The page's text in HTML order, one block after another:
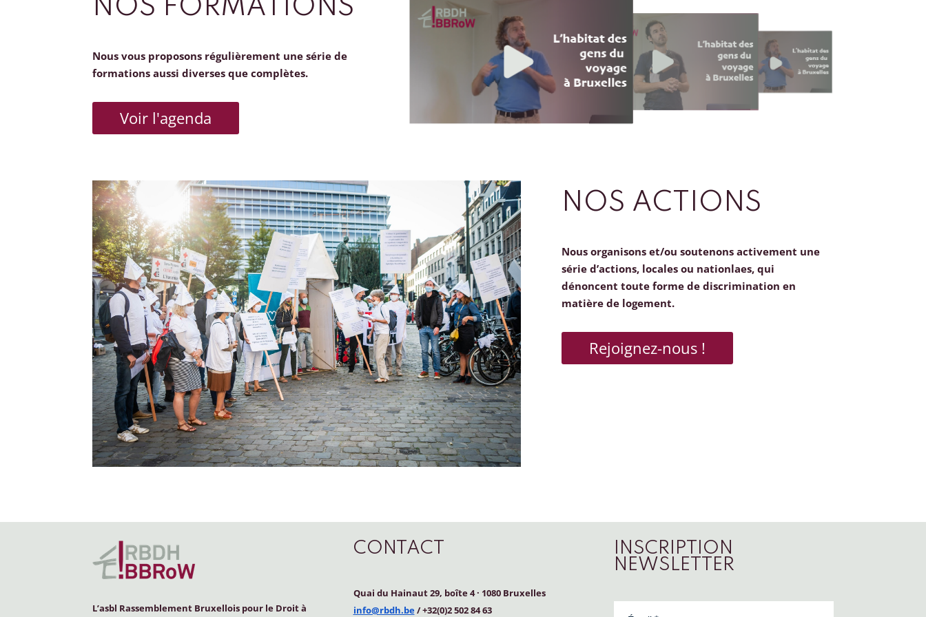
NOS FORMATIONS
Nous vous proposons régulièrement une série de
formations aussi diverses que complètes.
Voir l'agenda
NOS ACTIONS
Nous organisons et/ou soutenons activement une
série d’actions, locales ou nationlaes, qui
dénoncent toute forme de discrimination en
matière de logement.
Rejoignez-nous !
L’asbl Rassemblement Bruxellois pour le Droit à
CONTACT
Quai du Hainaut 29, boîte 4· 1080 Bruxelles
info@rbdh.be/ +32(0)2 502 84 63
INSCRIPTION
NEWSLETTER